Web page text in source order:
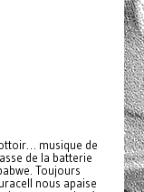
musique de
de la batterie
Toujours
nous apaise